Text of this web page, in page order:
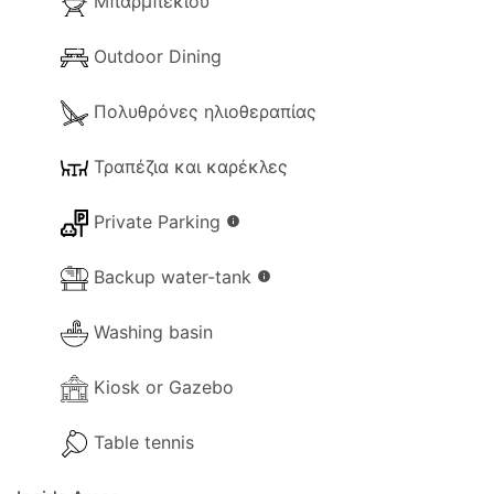
- Τηλεόραση.
- Μουσικό σύστημα.
- Υλικά καθαρισμού.
- Πινγκ πονγκ.
- Βιβλία.
- Θέρμανση (χρήση κλιματισμού).
Εγκαταστάσεις κουζίνας και τραπεζαρίας
- Τραπεζαρία
- Ξεχωριστό Diner
Outdoor Dining
Πολυθρόνες ηλιοθεραπίας
Τραπέζια και καρέκλες
Private Parking info
Backup water-tank info
Washing basin
Kiosk or Gazebo
Table tennis